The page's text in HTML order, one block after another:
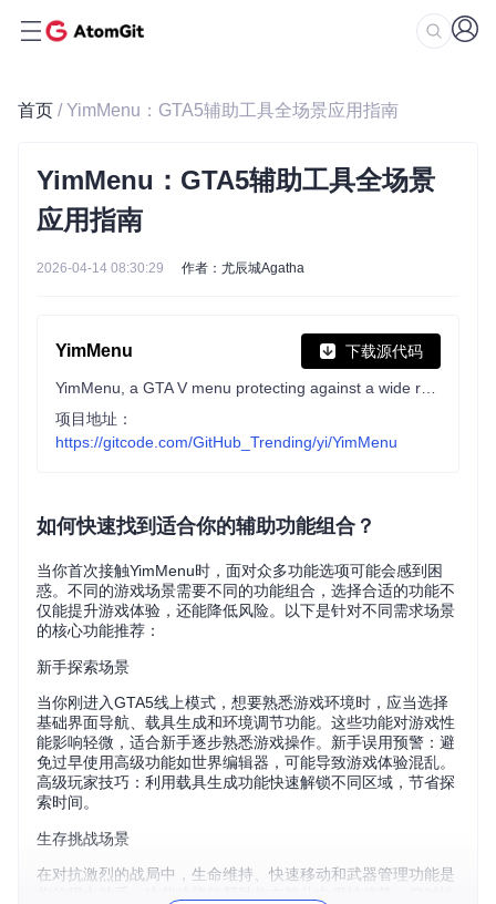
首页 / YimMenu：GTA5辅助工具全场景应用指南
YimMenu：GTA5辅助工具全场景
应用指南
2026-04-14 08:30:29 作者：尤辰城Agatha
YimMenu 下载源代码
项目地址：
https://gitcode.com/GitHub_Trending/yi/YimMenu
如何快速找到适合你的辅助功能组合？
当你首次接触YimMenu时，面对众多功能选项可能会感到困
惑。不同的游戏场景需要不同的功能组合，选择合适的功能不
仅能提升游戏体验，还能降低风险。以下是针对不同需求场景
的核心功能推荐：
新手探索场景
当你刚进入GTA5线上模式，想要熟悉游戏环境时，应当选择
基础界面导航、载具生成和环境调节功能。这些功能对游戏性
能影响轻微，适合新手逐步熟悉游戏操作。新手误用预警：避
免过早使用高级功能如世界编辑器，可能导致游戏体验混乱。
高级玩家技巧：利用载具生成功能快速解锁不同区域，节省探
索时间。
生存挑战场景
在对抗激烈的战局中，生命维持、快速移动和武器管理功能是